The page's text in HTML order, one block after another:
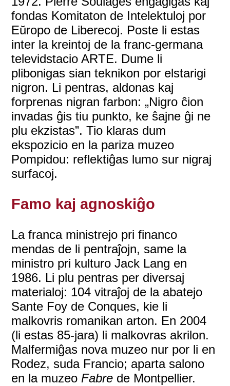
fondas Komitaton de Intelektuloj por
Eŭropo de Liberecoj. Poste li estas
inter la kreintoj de la franc-germana
televidstacio ARTE. Dume li
plibonigas sian teknikon por elstarigi
nigron. Li pentras, aldonas kaj
forprenas nigran farbon: „Nigro ĉion
invadas ĝis tiu punkto, ke ŝajne ĝi ne
plu ekzistas”. Tio klaras dum
ekspozicio en la pariza muzeo
Pompidou: reflektiĝas lumo sur nigraj
surfacoj.
Famo kaj agnoskiĝo
La franca ministrejo pri financo
mendas de li pentraĵojn, same la
ministro pri kulturo Jack Lang en
1986. Li plu pentras per diversaj
materialoj: 104 vitraĵoj de la abatejo
Sante Foy de Conques, kie li
malkovris romanikan arton. En 2004
(li estas 85-jara) li malkovras akrilon.
Malfermiĝas nova muzeo nur por li en
Rodez, suda Francio; aparta salono
en la muzeo Fabre de Montpellier.